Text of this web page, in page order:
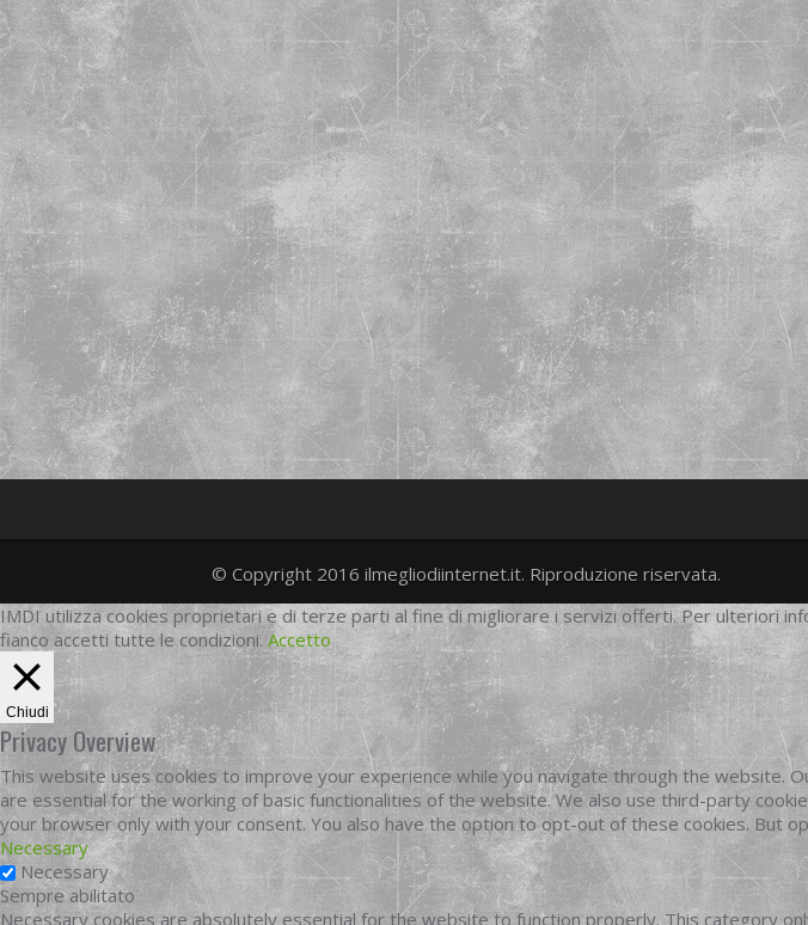
twittergoogleplus
facebook
© Copyright 2016 ilmegliodiinternet.it. Riproduzione riservata.
IMDI utilizza cookies proprietari e di terze parti al fine di migliorare i servizi offerti. Per ulteriori
fianco accetti tutte le condizioni. Accetto
Chiudi
Privacy Overview
This website uses cookies to improve your experience while you navigate through the
are essential for the working of basic functionalities of the website. We also use third-party
your browser only with your consent. You also have the option to opt-out of these cookies. But
Necessary
Necessary
Sempre abilitato
Necessary cookies are absolutely essential for the website to function properly. This category